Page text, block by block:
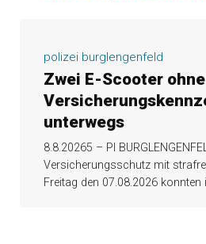
polizei burglengenfeld
Zwei E-Scooter
unterwegs
8.8.20265 – PI
Versicherungsschutz mit
Freitag den 07.08.2026